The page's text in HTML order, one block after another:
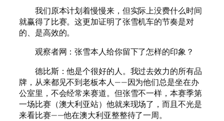
我们原本计划着慢慢来，但实际上没费什么时间
就赢得了比赛。这更加证明了张雪机车的节奏是对
的、是高效的。
观察者网：张雪本人给你留下了怎样的印象？
德比斯：他是个很好的人。我过去效力的所有品
牌，从来都见不到老板本人——因为他们总是坐在办
公室里，不会经常来赛道。但张雪不一样，本赛季第
一场比赛（澳大利亚站）他就来现场了，而且不光是
来看比赛——他在澳大利亚整整待了一周。